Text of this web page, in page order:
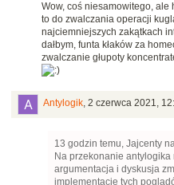
Wow, coś niesamowitego, ale
to do zwalczania operacji
najciemniejszych zakątkach
dałbym, funta kłaków za
zwalczanie głupoty
Antylogik, 2 czerwca 2021,
13 godzin temu, Jajcenty
Na przekonanie
argumentacja i dyskusja
implementację tych